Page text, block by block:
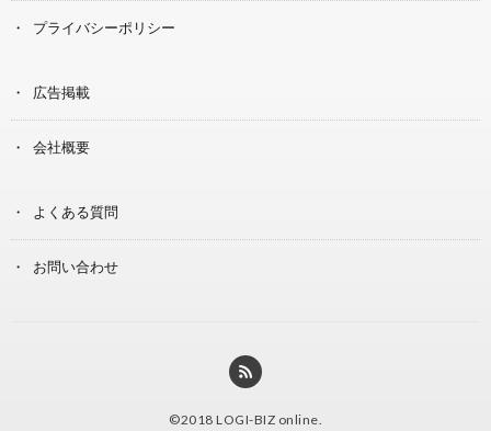
プライバシーポリシー
広告掲載
会社概要
よくある質問
お問い合わせ
©2018 LOGI-BIZ online